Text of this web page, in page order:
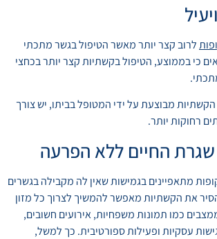
לרוב קצר יותר מאשר הטיפול בגשר מתכתי
כי בממוצע, הטיפול בקשתיות קצר יותר בכחצי
מבוצעת על ידי המטופל בביתו, יש צורך
רחוקות יותר.
החיים ללא הפרעה
מתאפיינים בגמישות שאין לה מקבילה בגשרים
את הקשתיות מאפשר להמשיך לצרוך כל מזון
כמו תמונות משפחיות, אירועים חשובים,
עסקיות ופעילות ספורטיבית. כך למשל,